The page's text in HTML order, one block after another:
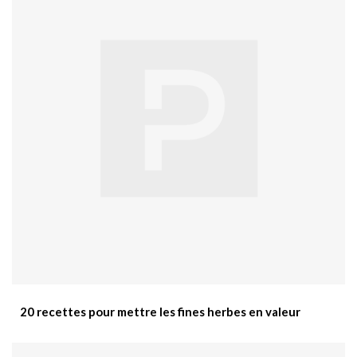
20 recettes pour mettre les fines herbes en valeur